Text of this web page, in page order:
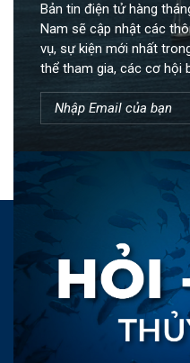
Bản tin điện tử hàng
Nam sẽ cập nhật các
vụ, sự kiện mới nhất
thể tham gia, các cơ hội